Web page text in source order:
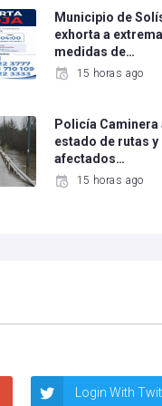
Municipio de
exhorta a
medidas de…
15 horas ago
Policía Caminera
estado de rutas
afectados…
15 horas ago
Login With